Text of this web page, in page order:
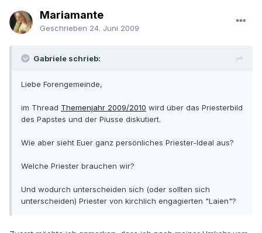
Mariamante
Geschrieben 24. Juni 2009
Gabriele schrieb:
Liebe Forengemeinde,
im Thread Themenjahr 2009/2010 wird über das Priesterbild
des Papstes und der Piusse diskutiert.
Wie aber sieht Euer ganz persönliches Priester-Ideal aus?
Welche Priester brauchen wir?
Und wodurch unterscheiden sich (oder sollten sich
unterscheiden) Priester von kirchlich engagierten "Laien"?